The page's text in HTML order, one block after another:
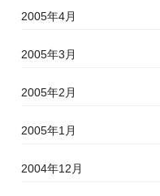
2005年4月
2005年3月
2005年2月
2005年1月
2004年12月